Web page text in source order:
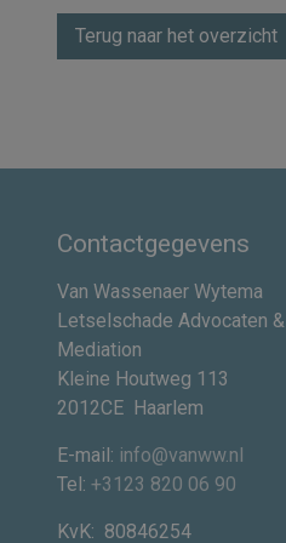
Terug naar het overzicht
Contactgegevens
Van Wassenaer Wytema
Letselschade Advocaten &
Mediation
Kleine Houtweg 113
2012CE Haarlem
E-mail: info@vanww.nl
Tel: +3123 820 06 90
KvK: 80846254